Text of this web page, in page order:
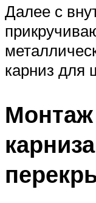
Далее с
карниз для
Монтаж